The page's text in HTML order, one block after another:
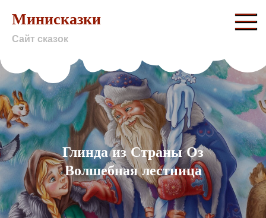
content
Минисказки
Сайт сказок
Глинда из Страны Оз
Волшебная лестница